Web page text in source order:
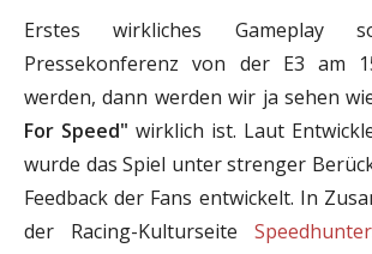
Erstes wirkliches
Pressekonferenz von der E3 am
werden, dann werden wir ja sehen
For Speed" wirklich ist. Laut
wurde das Spiel unter strenger
Feedback der Fans entwickelt. In
der Racing-Kulturseite